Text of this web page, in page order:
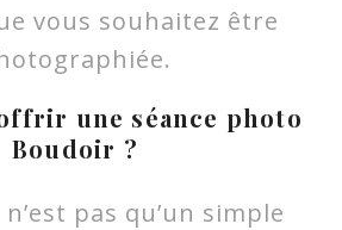
vous souhaitez être
une séance photo
Boudoir ?
pas qu’un simple